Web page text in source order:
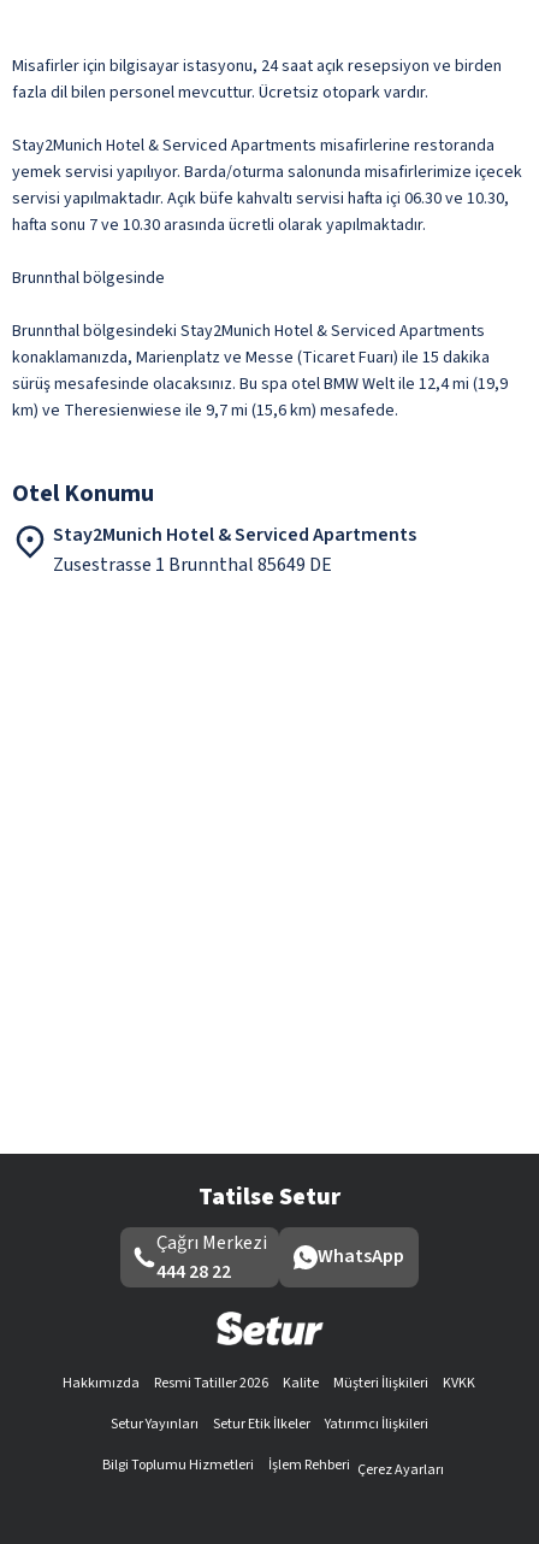
Misafirler için bilgisayar istasyonu, 24 saat açık resepsiyon ve birden
fazla dil bilen personel mevcuttur. Ücretsiz otopark vardır.
Stay2Munich Hotel & Serviced Apartments misafirlerine restoranda
yemek servisi yapılıyor. Barda/oturma salonunda misafirlerimize içecek
servisi yapılmaktadır. Açık büfe kahvaltı servisi hafta içi 06.30 ve 10.30,
hafta sonu 7 ve 10.30 arasında ücretli olarak yapılmaktadır.
Brunnthal bölgesinde
Brunnthal bölgesindeki Stay2Munich Hotel & Serviced Apartments
konaklamanızda, Marienplatz ve Messe (Ticaret Fuarı) ile 15 dakika
sürüş mesafesinde olacaksınız. Bu spa otel BMW Welt ile 12,4 mi (19,9
km) ve Theresienwiese ile 9,7 mi (15,6 km) mesafede.
Otel Konumu
Stay2Munich Hotel & Serviced Apartments
Zusestrasse 1 Brunnthal 85649 DE
Tatilse Setur
Çağrı Merkezi
444 28 22
WhatsApp
Hakkımızda Resmi Tatiller 2026 Kalite Müşteri İlişkileri
KVKK
Setur Yayınları
Setur Etik İlkeler
Yatırımcı İlişkileri
Bilgi Toplumu Hizmetleri
İşlem Rehberi Çerez Ayarları